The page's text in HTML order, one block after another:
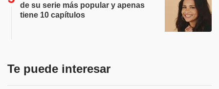
de su serie más popular y apenas
tiene 10 capítulos
Te puede interesar